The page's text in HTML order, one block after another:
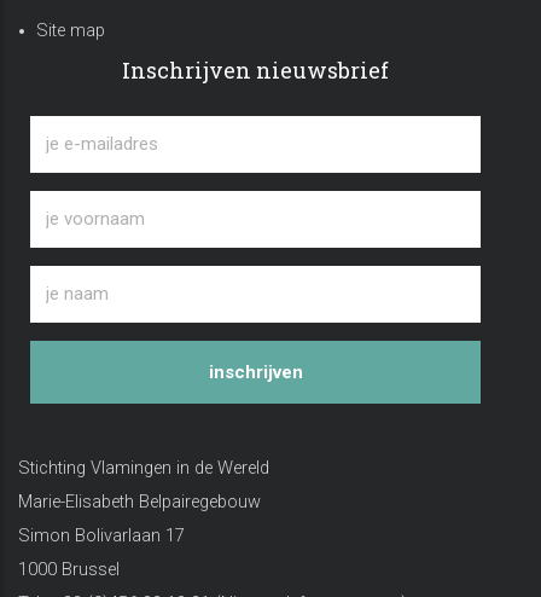
Site map
Inschrijven nieuwsbrief
inschrijven
Stichting Vlamingen in de Wereld
Marie-Elisabeth Belpairegebouw
Simon Bolivarlaan 17
1000 Brussel